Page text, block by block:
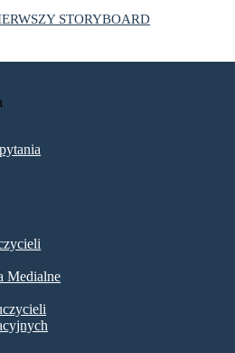
STORYBOARD
Medialne